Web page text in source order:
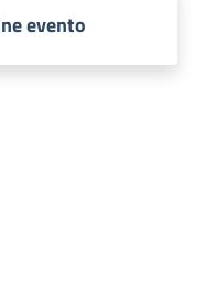
evento